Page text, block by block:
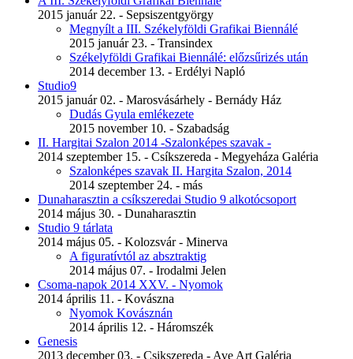
2015 január 22. - Sepsiszentgyörgy
Megnyílt a III. Székelyföldi Grafikai Biennálé
2015 január 23. - Transindex
Székelyföldi Grafikai Biennálé: előzsűrizés után
2014 december 13. - Erdélyi Napló
Studio9
2015 január 02. - Marosvásárhely - Bernády Ház
Dudás Gyula emlékezete
2015 november 10. - Szabadság
II. Hargitai Szalon 2014 -Szalonképes szavak -
2014 szeptember 15. - Csíkszereda - Megyeháza Galéria
Szalonképes szavak II. Hargita Szalon, 2014
2014 szeptember 24. - más
Dunaharasztin a csíkszeredai Studio 9 alkotócsoport
2014 május 30. - Dunaharasztin
Studio 9 tárlata
2014 május 05. - Kolozsvár - Minerva
A figuratívtól az absztraktig
2014 május 07. - Irodalmi Jelen
Csoma-napok 2014 XXV. - Nyomok
2014 április 11. - Kovászna
Nyomok Kovásznán
2014 április 12. - Háromszék
Genesis
2013 december 03. - Csikszereda - Ave Art Galéria